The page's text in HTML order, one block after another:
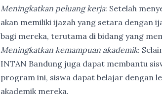
Meningkatkan peluang kerja: Setelah
akan memiliki ijazah yang setara dengan
bagi mereka, terutama di bidang yang
Meningkatkan kemampuan akademik:
INTAN Bandung juga dapat membantu
program ini, siswa dapat belajar dengan
akademik mereka.